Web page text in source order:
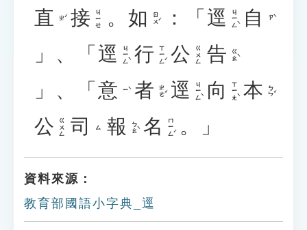
直 ㄓˊ 接 ㄐㄧㄝ 。 如 ㄖㄨˊ ：「 逕 ㄐㄧㄥˋ 自 ㄗˋ
」、「 逕 ㄐㄧㄥˋ 行 ㄒㄧㄥˊ 公 ㄍㄨㄥ 告 ㄍㄠˋ
」、「 意 ㄧˋ 者 ㄓㄜˇ 逕 ㄐㄧㄥˋ 向 ㄒㄧㄤˋ 本 ㄅㄣˇ
公 ㄍㄨㄥ 司 ㄙ 報 ㄅㄠˋ 名 ㄇㄧㄥˊ 。」
資料來源：
教育部國語小字典_逕